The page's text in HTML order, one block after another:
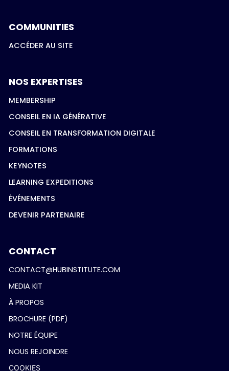
COMMUNITIES
ACCÉDER AU SITE
NOS EXPERTISES
MEMBERSHIP
CONSEIL EN IA GÉNÉRATIVE
CONSEIL EN TRANSFORMATION DIGITALE
FORMATIONS
KEYNOTES
LEARNING EXPEDITIONS
ÉVÉNEMENTS
DEVENIR PARTENAIRE
CONTACT
CONTACT@HUBINSTITUTE.COM
MEDIA KIT
À PROPOS
BROCHURE (PDF)
NOTRE ÉQUIPE
NOUS REJOINDRE
COOKIES